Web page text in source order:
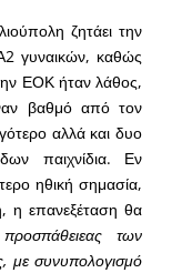
ζητάει την
γυναικών, καθώς
ΕΟΚ ήταν λάθος,
βαθμό από τον
αλλά και δυο
παιχνίδια. Εν
ηθική σημασία,
η επανεξέταση θα
των
με συνυπολογισμό